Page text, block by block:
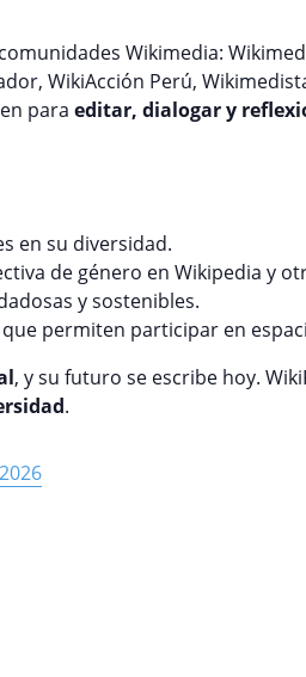
Wikimedia:
WikiAcción Perú,
para editar, dialogar y
en su diversidad.
de género en Wikipedia y
y sostenibles.
permiten participar en
, y su futuro se escribe hoy.
.